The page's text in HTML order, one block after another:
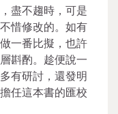
盡不趨時，可是
惜修改的。如有
一番比擬，也許
斟酌。趁便說一
有研討，還發明
任這本書的匯校